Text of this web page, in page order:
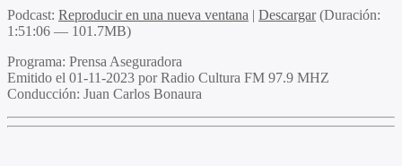
Podcast: Reproducir en una nueva ventana | Descargar(Duración:
1:51:06 — 101.7MB)
Programa: Prensa Aseguradora
Emitido el 01-11-2023 por Radio Cultura FM 97.9 MHZ
Conducción: Juan Carlos Bonaura